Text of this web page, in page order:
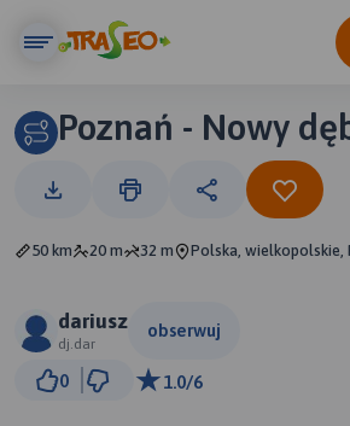
Poznań - Nowy
50 km 20 m 32 m Polska, wielkopolskie,
dariusz
dj.dar
obserwuj
0 1.0/6